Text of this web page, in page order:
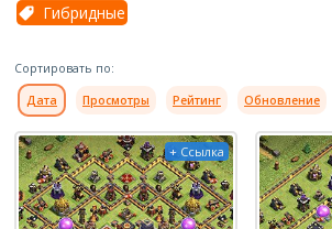
Гибридные
Сортировать по:
Дата Просмотры Рейтинг Обновление
+ Ссылка